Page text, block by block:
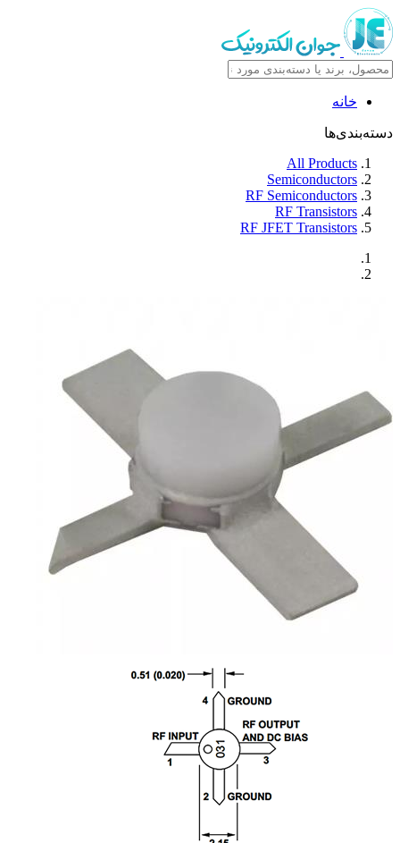
خانه
دسته‌بندی‌ها
All Products
Semiconductors
RF Semiconductors
RF Transistors
RF JFET Transistors